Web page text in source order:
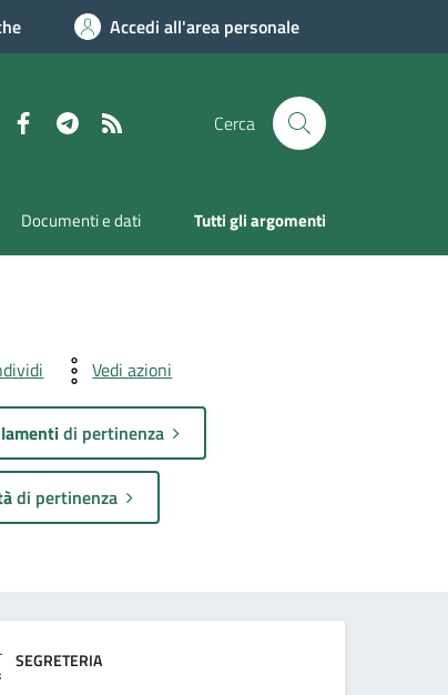
Accedi all'area personale
FacebookTelegram Cerca
Documenti e dati Tutti gli argomenti
Vedi azioni
di pertinenza
di pertinenza
SEGRETERIA